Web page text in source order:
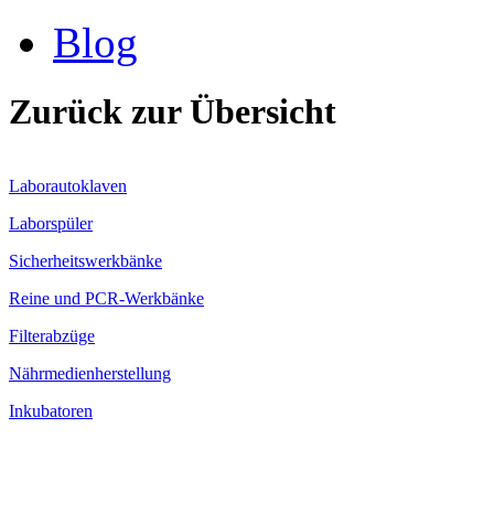
Blog
Zurück zur Übersicht
Laborautoklaven
Laborspüler
Sicherheitswerkbänke
Reine und PCR-Werkbänke
Filterabzüge
Nährmedienherstellung
Inkubatoren